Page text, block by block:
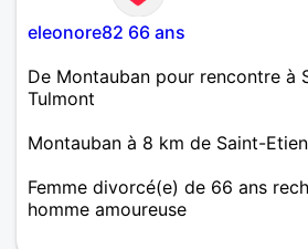
eleonore82 66 ans
De Montauban pour rencontre à
Tulmont
Montauban à 8 km de Saint-
Femme divorcé(e) de 66 ans
homme amoureuse